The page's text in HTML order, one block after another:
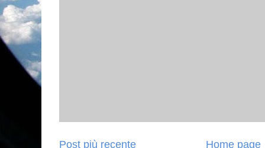
Post più recente Home page